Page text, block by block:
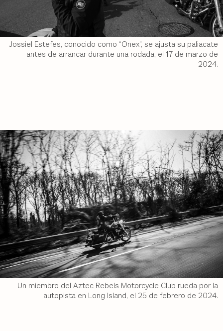
Jossiel Estefes, conocido como “Onex”, se ajusta su paliacate
antes de arrancar durante una rodada, el 17 de marzo de
2024.
Un miembro del Aztec Rebels Motorcycle Club rueda por la
autopista en Long Island, el 25 de febrero de 2024.